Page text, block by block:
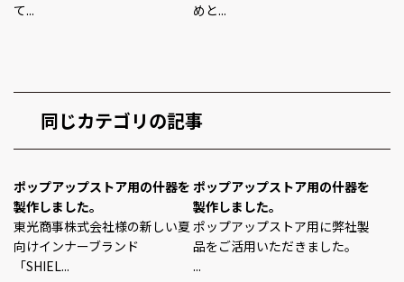
て...
めと...
同じカテゴリの記事
ポップアップストア用の什器を
製作しました。
東光商事株式会社様の新しい夏
向けインナーブランド
「SHIEL...
ポップアップストア用の什器を
製作しました。
ポップアップストア用に弊社製
品をご活用いただきました。
...